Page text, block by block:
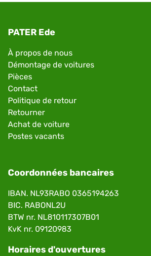
PATER Ede
À propos de nous
Démontage de voitures
Pièces
Contact
Politique de retour
Retourner
Achat de voiture
Postes vacants
Coordonnées bancaires
IBAN. NL93RABO 0365194263
BIC. RABONL2U
BTW nr. NL810117307B01
KvK nr. 09120983
Horaires d'ouvertures